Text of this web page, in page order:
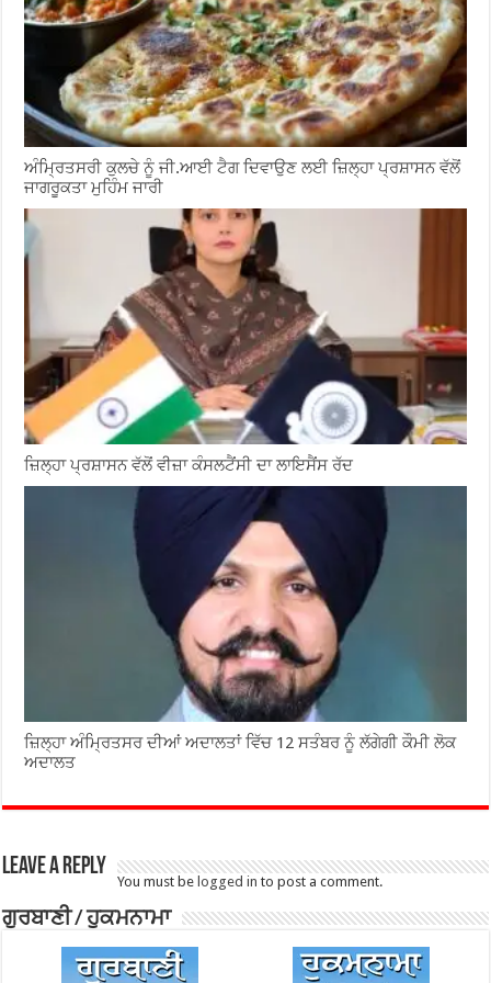
ਅੰਮ੍ਰਿਤਸਰੀ ਕੁਲਚੇ ਨੂੰ ਜੀ.ਆਈ ਟੈਗ ਦਿਵਾਉਣ ਲਈ ਜ਼ਿਲ੍ਹਾ ਪ੍ਰਸ਼ਾਸਨ ਵੱਲੋਂ
ਜਾਗਰੂਕਤਾ ਮੁਹਿੰਮ ਜਾਰੀ
ਜ਼ਿਲ੍ਹਾ ਪ੍ਰਸ਼ਾਸਨ ਵੱਲੋਂ ਵੀਜ਼ਾ ਕੰਸਲਟੈਂਸੀ ਦਾ ਲਾਇਸੈਂਸ ਰੱਦ
ਜ਼ਿਲ੍ਹਾ ਅੰਮ੍ਰਿਤਸਰ ਦੀਆਂ ਅਦਾਲਤਾਂ ਵਿੱਚ 12 ਸਤੰਬਰ ਨੂੰ ਲੱਗੇਗੀ ਕੌਮੀ ਲੋਕ
ਅਦਾਲਤ
Leave a Reply
You must be logged in to post a comment.
ਗੁਰਬਾਣੀ / ਹੁਕਮਨਾਮਾ